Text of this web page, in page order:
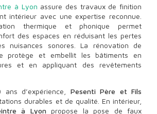
à Lyon assure des travaux de finition
intérieur avec une expertise reconnue.
thermique et phonique permet
des espaces en réduisant les pertes
nuisances sonores. La rénovation de
protège et embellit les bâtiments en
et en appliquant des revêtements
d’expérience, Pesenti Père et Fils
durables et de qualité. En intérieur,
à Lyonpropose la pose de faux